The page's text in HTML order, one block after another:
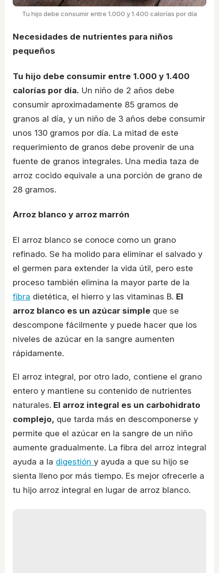
Tu hijo debe consumir entre 1.000 y 1.400 calorías por día
Necesidades de nutrientes para niños
pequeños
Tu hijo debe consumir entre 1.000 y 1.400
calorías por día. Un niño de 2 años debe
consumir aproximadamente 85 gramos de
granos al día, y un niño de 3 años debe consumir
unos 130 gramos por día. La mitad de este
requerimiento de granos debe provenir de una
fuente de granos integrales. Una media taza de
arroz cocido equivale a una porción de grano de
28 gramos.
Arroz blanco y arroz marrón
El arroz blanco se conoce como un grano
refinado. Se ha molido para eliminar el salvado y
el germen para extender la vida útil, pero este
proceso también elimina la mayor parte de la
fibra dietética, el hierro y las vitaminas B. El
arroz blanco es un azúcar simple que se
descompone fácilmente y puede hacer que los
niveles de azúcar en la sangre aumenten
rápidamente.
El arroz integral, por otro lado, contiene el grano
entero y mantiene su contenido de nutrientes
naturales. El arroz integral es un carbohidrato
complejo, que tarda más en descomponerse y
permite que el azúcar en la sangre de un niño
aumente gradualmente. La fibra del arroz integral
ayuda a la digestión y ayuda a que su hijo se
sienta lleno por más tiempo. Es mejor ofrecerle a
tu hijo arroz integral en lugar de arroz blanco.